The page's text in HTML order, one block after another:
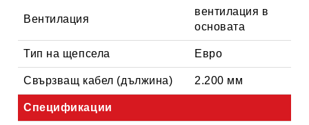
Вентилация
вентилация в
основата
Тип на щепсела Евро
Свързващ кабел (дължина) 2.200 мм
Спецификации